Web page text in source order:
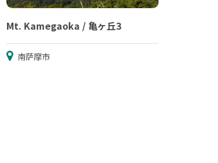
Mt. Kamegaoka / 亀ヶ丘3
南萨摩市